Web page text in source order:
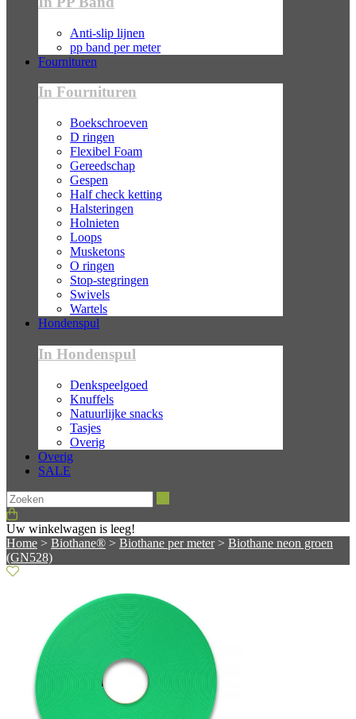
Anti-slip lijnen
pp band per meter
Fournituren
In Fournituren
Boekschroeven
D ringen
Flexibel Foam
Gereedschap
Gespen
Half check ketting
Halsteringen
Holnieten
Loops
Musketons
O ringen
Stop-stegringen
Swivels
Wartels
Hondenspul
In Hondenspul
Denkspeelgoed
Knuffels
Natuurlijke snacks
Tasjes
Overig
Overig
SALE
Uw winkelwagen is leeg!
Home > Biothane® > Biothane per meter> Biothane neon groen
(GN528)